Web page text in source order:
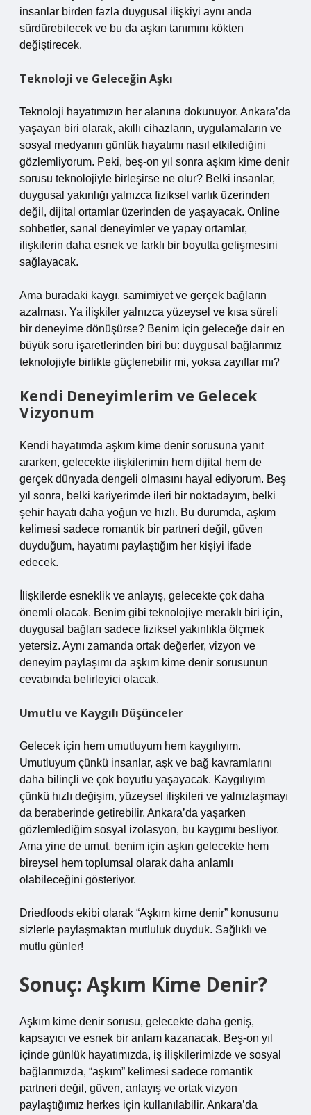
insanlar birden fazla duygusal ilişkiyi aynı anda
sürdürebilecek ve bu da aşkın tanımını kökten
değiştirecek.
Teknoloji ve Geleceğin Aşkı
Teknoloji hayatımızın her alanına dokunuyor. Ankara’da
yaşayan biri olarak, akıllı cihazların, uygulamaların ve
sosyal medyanın günlük hayatımı nasıl etkilediğini
gözlemliyorum. Peki, beş-on yıl sonra aşkım kime denir
sorusu teknolojiyle birleşirse ne olur? Belki insanlar,
duygusal yakınlığı yalnızca fiziksel varlık üzerinden
değil, dijital ortamlar üzerinden de yaşayacak. Online
sohbetler, sanal deneyimler ve yapay ortamlar,
ilişkilerin daha esnek ve farklı bir boyutta gelişmesini
sağlayacak.
Ama buradaki kaygı, samimiyet ve gerçek bağların
azalması. Ya ilişkiler yalnızca yüzeysel ve kısa süreli
bir deneyime dönüşürse? Benim için geleceğe dair en
büyük soru işaretlerinden biri bu: duygusal bağlarımız
teknolojiyle birlikte güçlenebilir mi, yoksa zayıflar mı?
Kendi Deneyimlerim ve Gelecek
Vizyonum
Kendi hayatımda aşkım kime denir sorusuna yanıt
ararken, gelecekte ilişkilerimin hem dijital hem de
gerçek dünyada dengeli olmasını hayal ediyorum. Beş
yıl sonra, belki kariyerimde ileri bir noktadayım, belki
şehir hayatı daha yoğun ve hızlı. Bu durumda, aşkım
kelimesi sadece romantik bir partneri değil, güven
duyduğum, hayatımı paylaştığım her kişiyi ifade
edecek.
İlişkilerde esneklik ve anlayış, gelecekte çok daha
önemli olacak. Benim gibi teknolojiye meraklı biri için,
duygusal bağları sadece fiziksel yakınlıkla ölçmek
yetersiz. Aynı zamanda ortak değerler, vizyon ve
deneyim paylaşımı da aşkım kime denir sorusunun
cevabında belirleyici olacak.
Umutlu ve Kaygılı Düşünceler
Gelecek için hem umutluyum hem kaygılıyım.
Umutluyum çünkü insanlar, aşk ve bağ kavramlarını
daha bilinçli ve çok boyutlu yaşayacak. Kaygılıyım
çünkü hızlı değişim, yüzeysel ilişkileri ve yalnızlaşmayı
da beraberinde getirebilir. Ankara’da yaşarken
gözlemlediğim sosyal izolasyon, bu kaygımı besliyor.
Ama yine de umut, benim için aşkın gelecekte hem
bireysel hem toplumsal olarak daha anlamlı
olabileceğini gösteriyor.
Driedfoods ekibi olarak “Aşkım kime denir” konusunu
sizlerle paylaşmaktan mutluluk duyduk. Sağlıklı ve
mutlu günler!
Sonuç: Aşkım Kime Denir?
Aşkım kime denir sorusu, gelecekte daha geniş,
kapsayıcı ve esnek bir anlam kazanacak. Beş-on yıl
içinde günlük hayatımızda, iş ilişkilerimizde ve sosyal
bağlarımızda, “aşkım” kelimesi sadece romantik
partneri değil, güven, anlayış ve ortak vizyon
paylaştığımız herkes için kullanılabilir. Ankara’da